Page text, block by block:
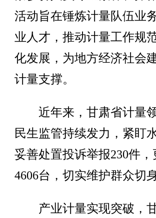
活动旨在锤炼计量队伍业
业人才，推动计量工作规
化发展，为地方经济社会
计量支撑。
近年来，甘肃省计量领
民生监管持续发力，紧盯
妥善处置投诉举报230件
4606台，切实维护群众切
产业计量实现突破，甘